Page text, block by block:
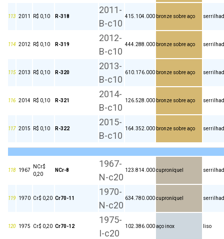
113 2011 R$ 0,10 R-318
2011-
B-c10
415.104.000 bronze sobre aço
114 2012 R$ 0,10 R-319
2012-
B-c10
444.288.000 bronze sobre aço
115 2013 R$ 0,10 R-320
2013-
B-c10
610.176.000 bronze sobre aço
116 2014 R$ 0,10 R-321
2014-
B-c10
126.528.000 bronze sobre aço
117 2015 R$ 0,10 R-322
2015-
B-c10
164.352.000 bronze sobre aço
118 1967
NCr$
0,20
NCr-8
1967-
N-c20
123.814.000cuproníquel
119 1970 Cr$ 0,20 Cr70-11
1970-
N-c20
634.780.000cuproníquel
120 1975 Cr$ 0,20 Cr70-12
1975-
I-c20
102.386.000aço inox liso